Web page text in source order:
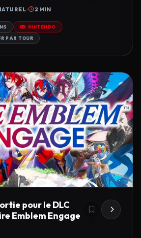
2 MIN
NINTENDO
PAR TOUR
pour le DLC
Emblem Engage